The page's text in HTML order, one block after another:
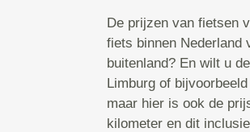
De prijzen van fietsen
fiets binnen Nederland
buitenland? En wilt u
Limburg of
maar hier is ook de
kilometer en dit